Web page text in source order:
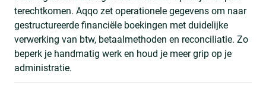
terechtkomen. Aqqo zet operationele gegevens om naar
gestructureerde financiële boekingen met duidelijke
verwerking van btw, betaalmethoden en reconciliatie. Zo
beperk je handmatig werk en houd je meer grip op je
administratie.